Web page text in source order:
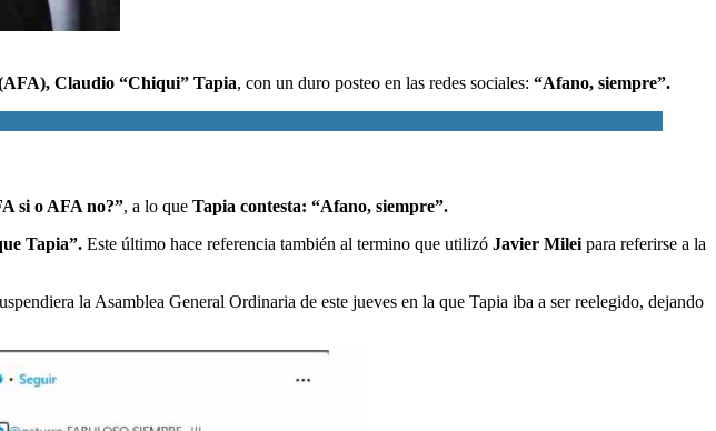
, Claudio “Chiqui” Tapia, con un duro posteo en las redes sociales: “Afano, siempre”.
si o AFA no?”, a lo que Tapia contesta: “Afano, siempre”.
Tapia”. Este último hace referencia también al termino que utilizó Javier Milei para referirse a la
la Asamblea General Ordinaria de este jueves en la que Tapia iba a ser reelegido, dejando